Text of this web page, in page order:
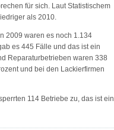
für sich. Laut Statistischem
als 2010.
2009 waren es noch 1.134
es 445 Fälle und das ist ein
Reparaturbetrieben waren 338
und bei den Lackierfirmen
114 Betriebe zu, das ist ein